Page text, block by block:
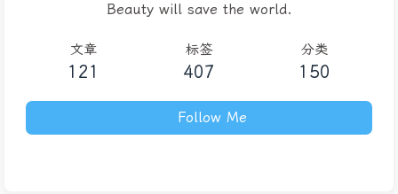
Beauty will save the world.
文章
121
标签
407
分类
150
Follow Me